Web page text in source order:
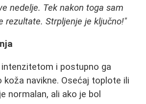
nedelje. Tek nakon toga sam
rezultate. Strpljenje je ključno!"
i postupno ga
koža navikne. Osećaj toplote ili
normalan, ali ako je bol